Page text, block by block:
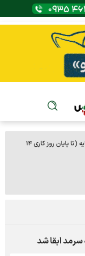
🔴 اکسل جامع داده‌های بازار سرمایه (تا پایان روز کاری ۱۴
ابقا شد